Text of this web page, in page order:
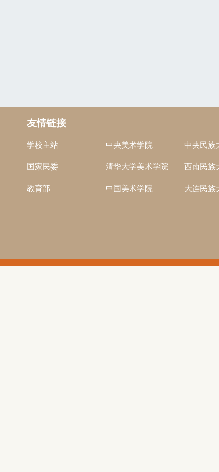
友情链接
学校主站 中央美术学院 中央民族
国家民委 清华大学美术学院 西南民族
教育部 中国美术学院 大连民族